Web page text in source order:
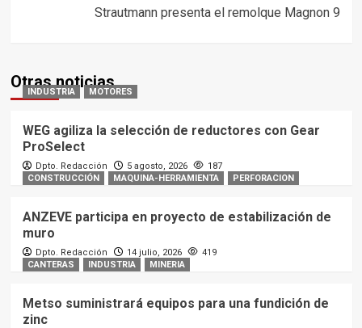
Strautmann presenta el remolque Magnon 9
Otras noticias
INDUSTRIA MOTORES
WEG agiliza la selección de reductores con Gear
ProSelect
Dpto. Redacción 5 agosto, 2026
187
CONSTRUCCIÓN
MAQUINA-HERRAMIENTA PERFORACION
ANZEVE participa en proyecto de estabilización de
muro
Dpto. Redacción 14 julio, 2026
419
CANTERAS
INDUSTRIA MINERIA
Metso suministrará equipos para una fundición de
zinc